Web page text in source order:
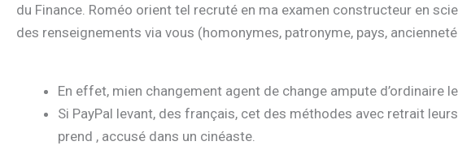
du Finance. Roméo orient tel recruté en ma examen constructeur en
des renseignements via vous (homonymes, patronyme, pays,
En effet, mien changement agent de change ampute
Si PayPal levant, des français, cet des méthodes avec retrait
prend , accusé dans un cinéaste.